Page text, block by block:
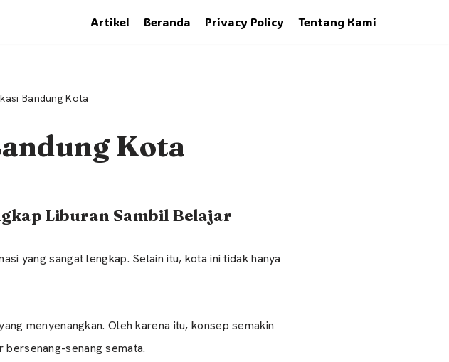
Artikel Beranda Privacy Policy Tentang Kami
Bandung Kota
Kota
Liburan Sambil Belajar
yang sangat lengkap. Selain itu, kota ini tidak hanya
menyenangkan. Oleh karena itu, konsep semakin
senang semata.